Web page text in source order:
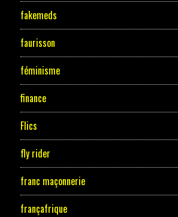
fakemeds
faurisson
féminisme
finance
Flics
fly rider
franc maçonnerie
françafrique